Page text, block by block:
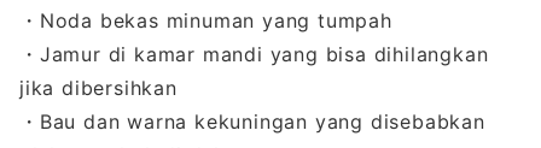
・Noda bekas minuman yang tumpah
・Jamur di kamar mandi yang bisa dihilangkan
jika dibersihkan
・Bau dan warna kekuningan yang disebabkan